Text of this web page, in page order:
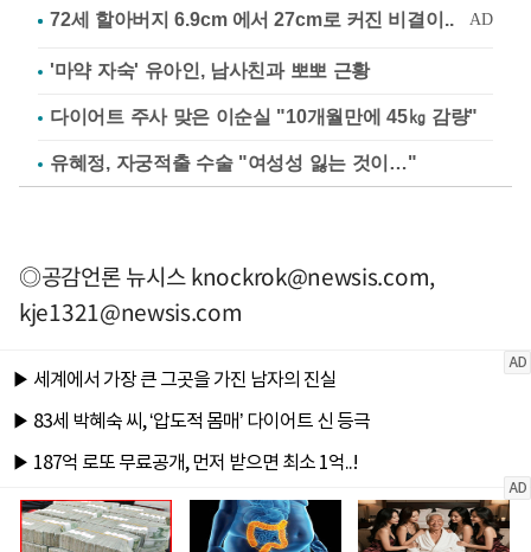
'마약 자숙' 유아인, 남사친과 뽀뽀 근황
다이어트 주사 맞은 이순실 "10개월만에 45㎏ 감량"
유혜정, 자궁적출 수술 "여성성 잃는 것이…"
◎공감언론 뉴시스knockrok@newsis.com,
kje1321@newsis.com